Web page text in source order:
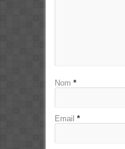
Nom *
Email *